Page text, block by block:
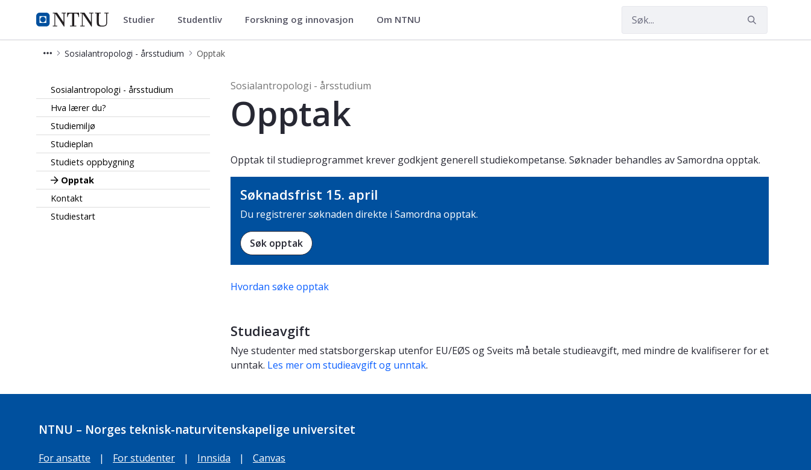
NTNU Hjemmeside
Sosialantropologi - årsstudium
Studier Studentliv Forskning og innovasjon Om NTNU
Sosialantropologi - årsstudium Opptak
Sosialantropologi - årsstudium
Hva lærer du?
Studiemiljø
Studieplan
Studiets oppbygning
Opptak
Kontakt
Studiestart
Sosialantropologi - årsstudium
Opptak
Opptak til studieprogrammet krever godkjent generell studiekompetanse. Søknader behandles av Samordna opptak.
Søknadsfrist 15. april
Du registrerer søknaden direkte i Samordna opptak.
Søk opptak
Hvordan søke opptak
Studieavgift
Nye studenter med statsborgerskap utenfor EU/EØS og Sveits må betale studieavgift, med mindre de kvalifiserer for et
unntak. Les mer om studieavgift og unntak.
NTNU – Norges teknisk-naturvitenskapelige universitet
For ansatte | For studenter | Innsida | Canvas